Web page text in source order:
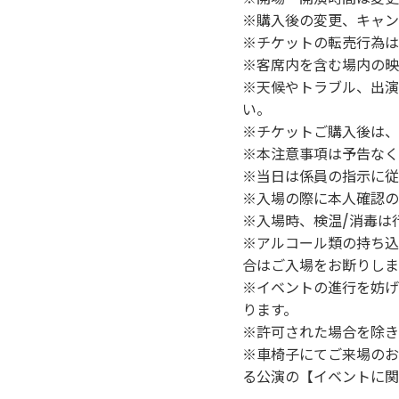
※購入後の変更、キャ
※チケットの転売行為
※客席内を含む場内の
※天候やトラブル、出
い。
※チケットご購入後は
※本注意事項は予告な
※当日は係員の指示に
※入場の際に本人確認
※入場時、検温/消毒は
※アルコール類の持ち
合はご入場をお断りし
※イベントの進行を妨
ります。
※許可された場合を除
※車椅子にてご来場の
る公演の【イベントに